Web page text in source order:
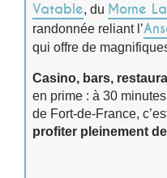
Vatable, du Morne
randonnée reliant l’
qui offre de
Casino, bars,
en prime : à 30
de Fort-de-France,
profiter pleinement